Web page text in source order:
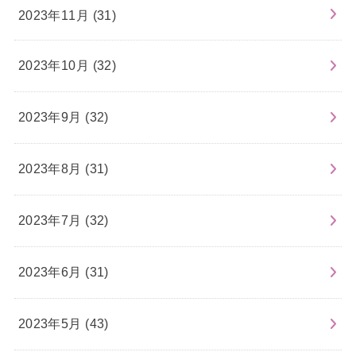
2023年11月 (31)
2023年10月 (32)
2023年9月 (32)
2023年8月 (31)
2023年7月 (32)
2023年6月 (31)
2023年5月 (43)